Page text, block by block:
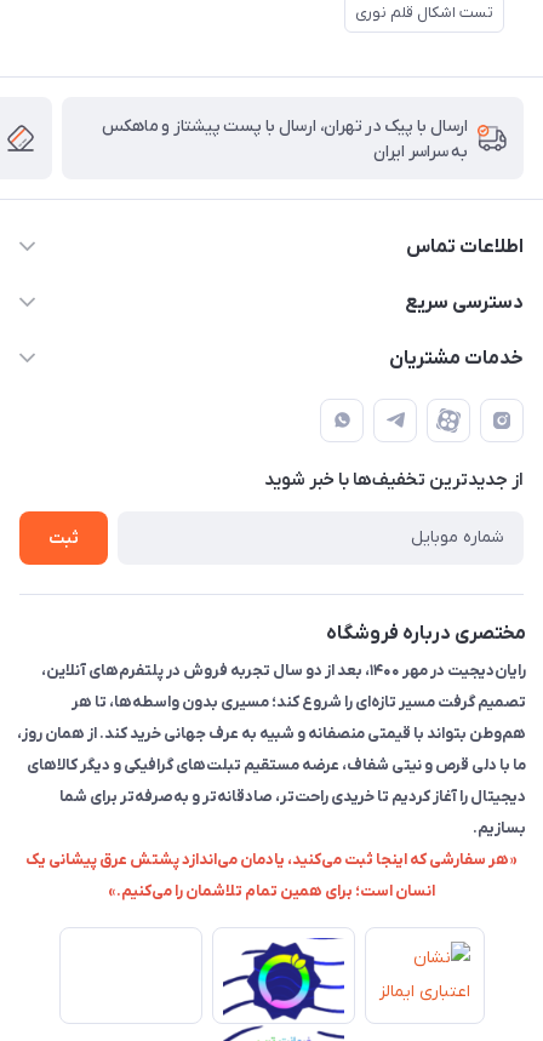
تست اشکال قلم نوری
ارسال با پیک در تهران، ارسال با پست پیشتاز و ماهکس
به سراسر ایران
اطلاعات تماس
۰۲۱91095320 - 09120057355 - 09915561288
حضوری از قبل با پشتیبان های فروشگاه هماهنگ کنید)
دسترسی سریع
حساب کاربری
لیست محصولات
تماس با ما
خدمات مشتریان
قوانین و مقررات
حریم خصوصی
راهنما
از جدید‌ترین تخفیف‌ها با‌ خبر شوید
ثبت
مختصری درباره فروشگاه
رایان‌دیجیت در مهر ۱۴۰۰، بعد از دو سال تجربه فروش در پلتفرم‌های آنلاین،
تصمیم گرفت مسیر تازه‌ای را شروع کند؛ مسیری بدون واسطه‌ها، تا هر
هم‌وطن بتواند با قیمتی منصفانه و شبیه به عرف جهانی خرید کند. از همان روز،
ما با دلی قرص و نیتی شفاف، عرضه مستقیم تبلت‌های گرافیکی و دیگر کالاهای
دیجیتال را آغاز کردیم تا خریدی راحت‌تر، صادقانه‌تر و به‌صرفه‌تر برای شما
بسازیم.
«هر سفارشی که اینجا ثبت می‌کنید، یادمان می‌اندازد پشتش عرق پیشانی یک
انسان است؛ برای همین تمام تلاشمان را می‌کنیم.»